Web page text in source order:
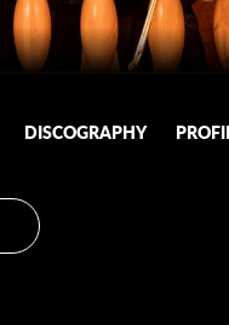
DISCOGRAPHY